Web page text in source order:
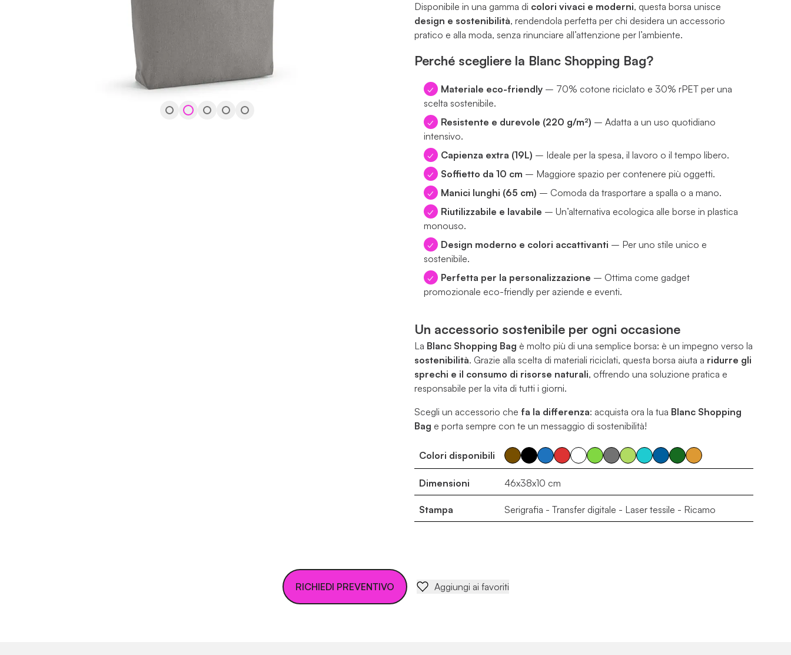
Disponibile in una gamma di colori vivaci e moderni, questa borsa unisce
design e sostenibilità, rendendola perfetta per chi desidera un accessorio
pratico e alla moda, senza rinunciare all’attenzione per l’ambiente.
Perché scegliere la Blanc Shopping Bag?
Materiale eco-friendly – 70% cotone riciclato e 30% rPET per una
scelta sostenibile.
Resistente e durevole (220 g/m²) – Adatta a un uso quotidiano
intensivo.
Capienza extra (19L) – Ideale per la spesa, il lavoro o il tempo libero.
Soffietto da 10 cm – Maggiore spazio per contenere più oggetti.
Manici lunghi (65 cm) – Comoda da trasportare a spalla o a mano.
Riutilizzabile e lavabile – Un’alternativa ecologica alle borse in plastica
monouso.
Design moderno e colori accattivanti – Per uno stile unico e
sostenibile.
Perfetta per la personalizzazione – Ottima come gadget
promozionale eco-friendly per aziende e eventi.
Un accessorio sostenibile per ogni occasione
La Blanc Shopping Bag è molto più di una semplice borsa: è un impegno verso la
sostenibilità. Grazie alla scelta di materiali riciclati, questa borsa aiuta a ridurre gli
sprechi e il consumo di risorse naturali, offrendo una soluzione pratica e
responsabile per la vita di tutti i giorni.
Scegli un accessorio che fa la differenza: acquista ora la tua Blanc Shopping
Bag e porta sempre con te un messaggio di sostenibilità!
Colori disponibili
Dimensioni 46x38x10 cm
Stampa Serigrafia - Transfer digitale - Laser tessile - Ricamo
RICHIEDI PREVENTIVO Aggiungi ai favoriti